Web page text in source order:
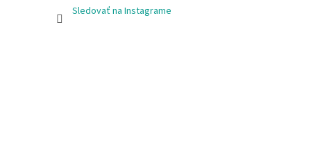
Sledovať na Instagrame